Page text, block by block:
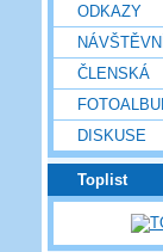
ODKAZY
ČLENSKÁ
DISKUSE
Toplist